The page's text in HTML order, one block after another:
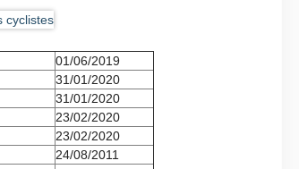
01/06/2019
31/01/2020
31/01/2020
23/02/2020
23/02/2020
24/08/2011